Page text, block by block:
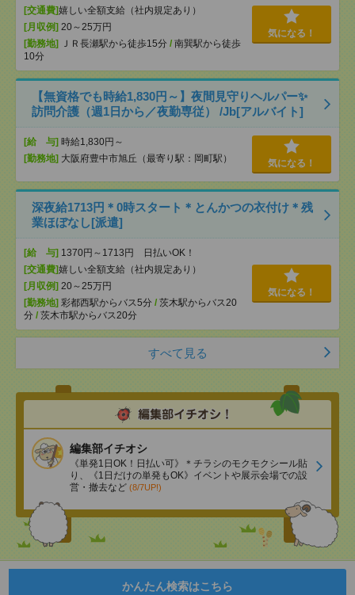
[交通費]嬉しい全額支給（社内規定あり）
[月収例] 20～25万円
[勤務地]
ＪＲ長瀬駅から徒歩15分 / 南巽駅から徒歩
10分
気になる！
【無資格でも時給1,830円～】夜間見守りヘルパー✨
訪問介護（週1日から／夜勤専従） /Jb[アルバイト]
[給 与] 時給1,830円～
[勤務地] 大阪府豊中市旭丘（最寄り駅：岡町駅） 気になる！
深夜給1713円＊0時スタート＊とんかつの衣付け＊残
業ほぼなし[派遣]
[給 与] 1370円～1713円 日払いOK！
[交通費]嬉しい全額支給（社内規定あり）
[月収例] 20～25万円
[勤務地] 彩都西駅からバス5分 / 茨木駅からバス20
分 / 茨木市駅からバス20分
気になる！
すべて見る
編集部イチオシ
《単発1日OK！日払い可》＊チラシのモクモクシール貼
り、《1日だけの単発もOK》イベントや展示会場での設
営・撤去など (8/7UP!)
かんたん検索はこちら